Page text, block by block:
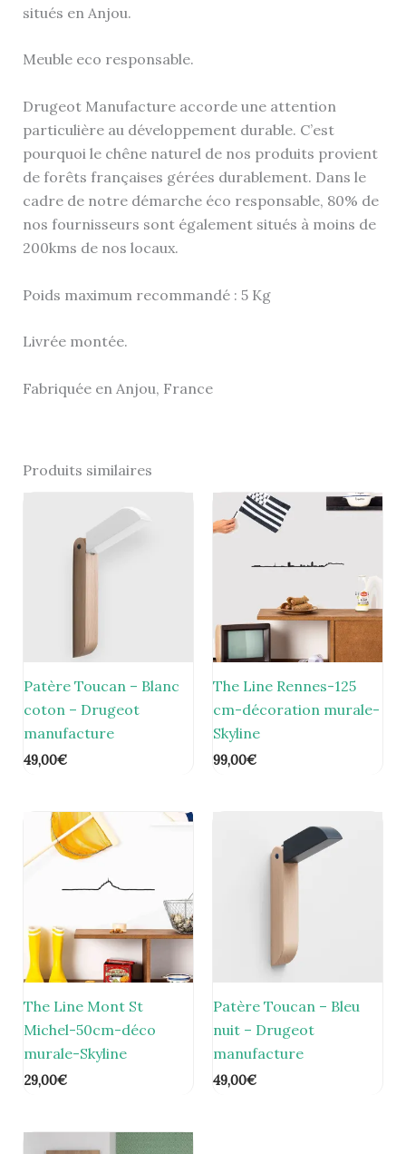
situés en Anjou.
Meuble eco responsable.
Drugeot Manufacture accorde une attention
particulière au développement durable. C’est
pourquoi le chêne naturel de nos produits provient
de forêts françaises gérées durablement. Dans le
cadre de notre démarche éco responsable, 80% de
nos fournisseurs sont également situés à moins de
200kms de nos locaux.
Poids maximum recommandé : 5 Kg
Livrée montée.
Fabriquée en Anjou, France
Produits similaires
Patère Toucan – Blanc
coton – Drugeot
manufacture
49,00€
The Line Rennes-125
cm-décoration murale-
Skyline
99,00€
The Line Mont St
Michel-50cm-déco
murale-Skyline
29,00€
Patère Toucan – Bleu
nuit – Drugeot
manufacture
49,00€